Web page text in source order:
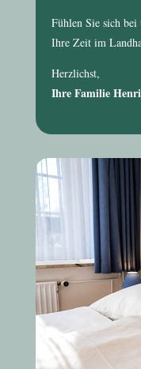
Fühlen Sie sich bei
Ihre Zeit im
Herzlichst,
Ihre Familie